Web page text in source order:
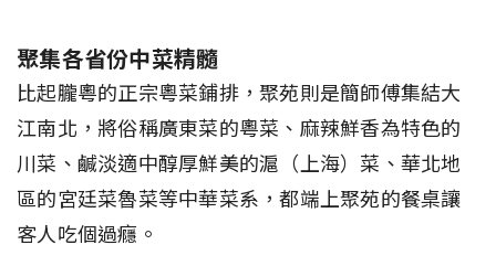
聚集各省份中菜精髓
比起朧粵的正宗粵菜鋪排，聚苑則是簡師傅集結大
江南北，將俗稱廣東菜的粵菜、麻辣鮮香為特色的
川菜、鹹淡適中醇厚鮮美的滬（上海）菜、華北地
區的宮廷菜魯菜等中華菜系，都端上聚苑的餐桌讓
客人吃個過癮。